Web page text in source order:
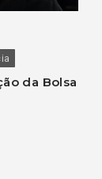
da Bolsa